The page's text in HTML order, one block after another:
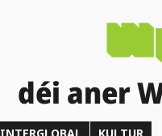
déi aner